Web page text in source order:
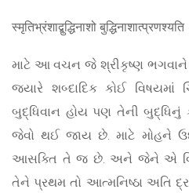
स्मृतिभ्रंशाद्बुद्धिनाशो
માટે આ વચન જે શ્રીકૃષ્ણ ભગવાને
જ્યારે શબ્દાદિક કોઈ વિષયમાં
બુદ્ધિવાન હોય પણ તેની
જેવો થઈ જાય છે. માટે મોહને
આસક્તિ તે જ છે. અને જેને એ
તેને પ્રથમ તો આત્મનિષ્ઠા અતિ